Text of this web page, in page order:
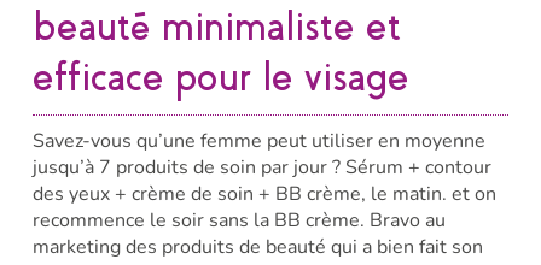
beauté minimaliste et
efficace pour le visage
Savez-vous qu’une femme peut utiliser en moyenne
jusqu’à 7 produits de soin par jour ? Sérum + contour
des yeux + crème de soin + BB crème, le matin. et on
recommence le soir sans la BB crème. Bravo au
marketing des produits de beauté qui a bien fait son